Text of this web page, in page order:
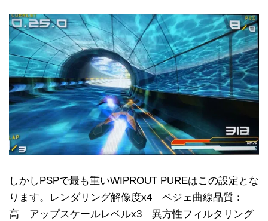
しかしPSPで最も重いWIPROUT PUREはこの設定とな
ります。レンダリング解像度x4 ベジェ曲線品質：
高 アップスケールレベルx3 異方性フィルタリング